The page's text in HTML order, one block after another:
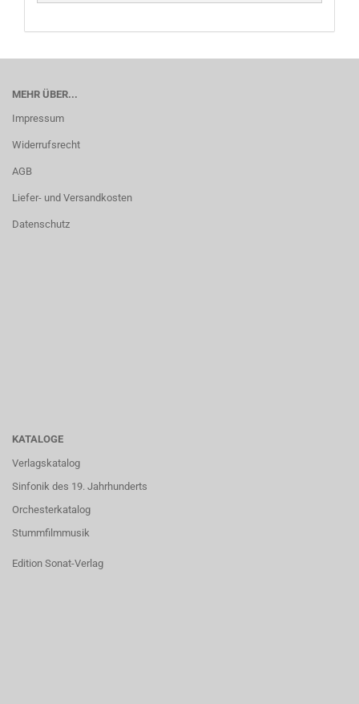
MEHR ÜBER...
Impressum
Widerrufsrecht
AGB
Liefer- und Versandkosten
Datenschutz
KATALOGE
Verlagskatalog
Sinfonik des 19. Jahrhunderts
Orchesterkatalog
Stummfilmmusik
Edition Sonat-Verlag